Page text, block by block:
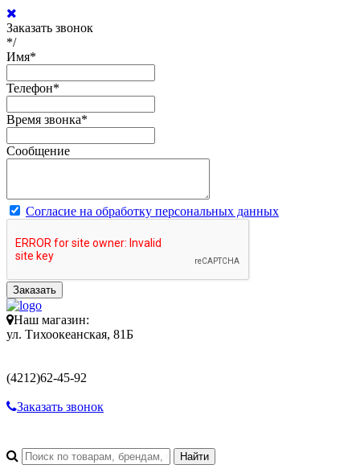
Заказать звонок
*/
Имя*
Телефон*
Время звонка*
Сообщение
Согласие на обработку персональных данных
Заказать
Наш магазин:
ул. Тихоокеанская, 81Б
(4212)62-45-92
Заказать звонок